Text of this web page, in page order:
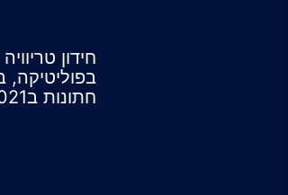
חתונות ב2021, רכילויות ב2021 ועוד.